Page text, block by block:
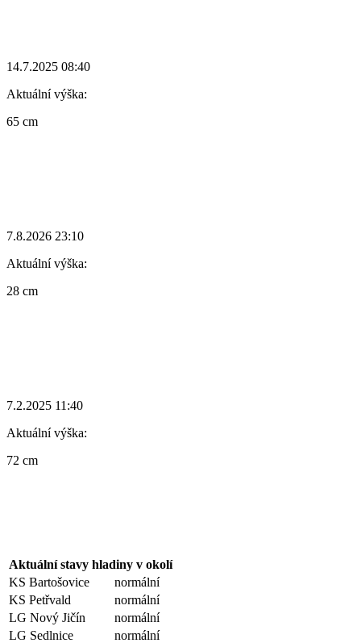
14.7.2025 08:40
Aktuální výška:
65 cm
7.8.2026 23:10
Aktuální výška:
28 cm
7.2.2025 11:40
Aktuální výška:
72 cm
Aktuální stavy hladiny v okolí
KS Bartošovice
normální
KS Petřvald
normální
LG Nový Jičín
normální
LG Sedlnice
normální